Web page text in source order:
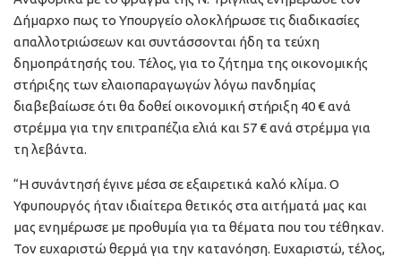
Δήμαρχο πως το Υπουργείο ολοκλήρωσε τις διαδικασίες
απαλλοτριώσεων και συντάσσονται ήδη τα τεύχη
δημοπράτησής του. Τέλος, για το ζήτημα της οικονομικής
στήριξης των ελαιοπαραγωγών λόγω πανδημίας
διαβεβαίωσε ότι θα δοθεί οικονομική στήριξη 40 € ανά
στρέμμα για την επιτραπέζια ελιά και 57 € ανά στρέμμα για
τη λεβάντα.
“Η συνάντησή έγινε μέσα σε εξαιρετικά καλό κλίμα. Ο
Υφυπουργός ήταν ιδιαίτερα θετικός στα αιτήματά μας και
μας ενημέρωσε με προθυμία για τα θέματα που του τέθηκαν.
Τον ευχαριστώ θερμά για την κατανόηση. Ευχαριστώ, τέλος,